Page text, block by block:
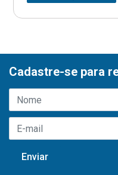
Cadastre-se para